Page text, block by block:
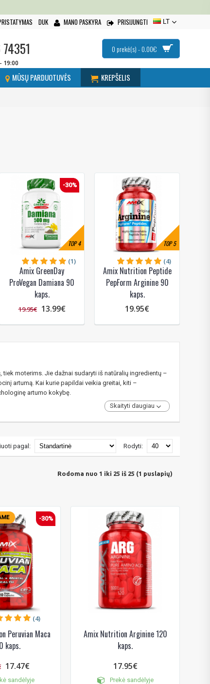
DUK MANO PASKYRA PRISIJUNGTI LT
19:00
0 prekė(s) - 0.00€
MŪSŲ PARDUOTUVĖS KREPŠELIS
TOP4
-30%
Amix GreenDay
ProVegan Damiana 90
kaps.
(1)
19.95€ 13.99€
TOP5
Amix Nutrition Peptide
PepForm Arginine 90
kaps.
(4)
19.95€
moterims. Jie dažnai sudaryti iš natūralių ingredientų –
artumą. Kai kurie papildai veikia greitai, kiti –
artumo kokybę.
Skaityti daugiau
Rodyti:
pagal:
Rodoma nuo 1 iki 25 iš 25 (1 puslapių)
-30%
Peruvian Maca
kaps.
(4)
17.47€
sandėlyje
Amix Nutrition Arginine 120
kaps.
17.95€
Prekė sandėlyje